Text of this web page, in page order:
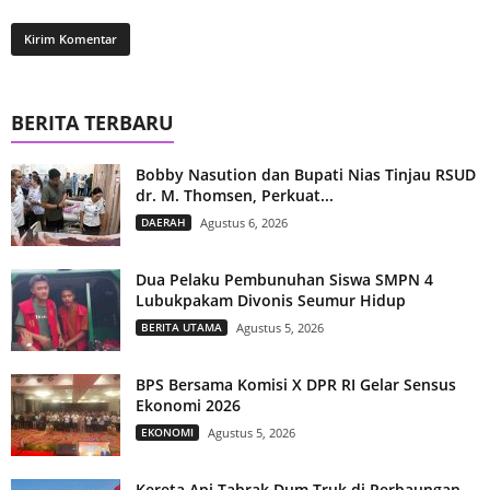
BERITA TERBARU
Bobby Nasution dan Bupati Nias Tinjau RSUD
dr. M. Thomsen, Perkuat...
DAERAH Agustus 6, 2026
Dua Pelaku Pembunuhan Siswa SMPN 4
Lubukpakam Divonis Seumur Hidup
BERITA UTAMA Agustus 5, 2026
BPS Bersama Komisi X DPR RI Gelar Sensus
Ekonomi 2026
EKONOMI Agustus 5, 2026